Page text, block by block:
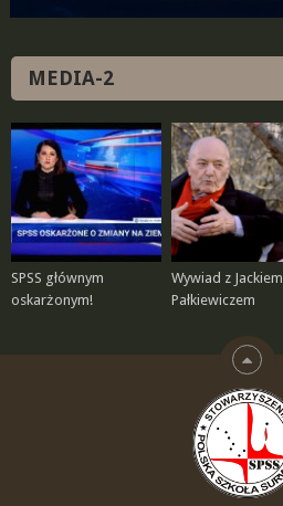
MEDIA-2
SPSS głównym
oskarżonym!
Wywiad z Jackiem
Pałkiewiczem